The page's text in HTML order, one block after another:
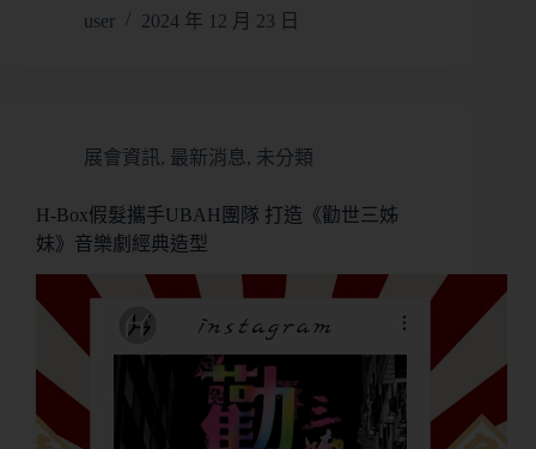
user 2024 年 12 月 23 日
展會資訊 , 最新消息, 未分類
H-Box假髮攜手UBAH團隊 打造《勸世三姊
妹》音樂劇經典造型